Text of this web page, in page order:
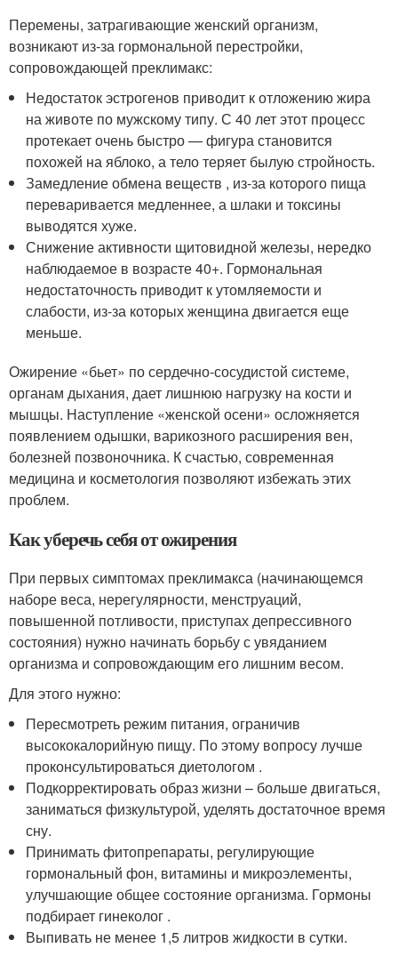
Перемены, затрагивающие женский организм,
возникают из-за гормональной перестройки,
сопровождающей преклимакс:
Недостаток эстрогенов приводит к отложению жира
на животе по мужскому типу. С 40 лет этот процесс
протекает очень быстро — фигура становится
похожей на яблоко, а тело теряет былую стройность.
Замедление обмена веществ , из-за которого пища
переваривается медленнее, а шлаки и токсины
выводятся хуже.
Снижение активности щитовидной железы, нередко
наблюдаемое в возрасте 40+. Гормональная
недостаточность приводит к утомляемости и
слабости, из-за которых женщина двигается еще
меньше.
Ожирение «бьет» по сердечно-сосудистой системе,
органам дыхания, дает лишнюю нагрузку на кости и
мышцы. Наступление «женской осени» осложняется
появлением одышки, варикозного расширения вен,
болезней позвоночника. К счастью, современная
медицина и косметология позволяют избежать этих
проблем.
Как уберечь себя от ожирения
При первых симптомах преклимакса (начинающемся
наборе веса, нерегулярности, менструаций,
повышенной потливости, приступах депрессивного
состояния) нужно начинать борьбу с увяданием
организма и сопровождающим его лишним весом.
Для этого нужно:
Пересмотреть режим питания, ограничив
высококалорийную пищу. По этому вопросу лучше
проконсультироваться диетологом .
Подкорректировать образ жизни – больше двигаться,
заниматься физкультурой, уделять достаточное время
сну.
Принимать фитопрепараты, регулирующие
гормональный фон, витамины и микроэлементы,
улучшающие общее состояние организма. Гормоны
подбирает гинеколог .
Выпивать не менее 1,5 литров жидкости в сутки.